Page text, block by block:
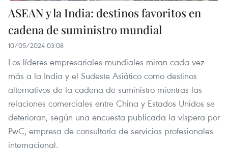
ASEAN y la India: destinos favoritos en
cadena de suministro mundial
10/05/2024 03:08
Los líderes empresariales mundiales miran cada vez
más a la India y el Sudeste Asiático como destinos
alternativos de la cadena de suministro mientras las
relaciones comerciales entre China y Estados Unidos se
deterioran, según una encuesta publicada la víspera por
PwC, empresa de consultoría de servicios profesionales
internacional.